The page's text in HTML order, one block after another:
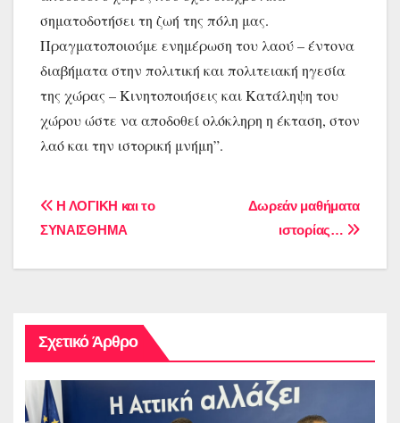
σηματοδοτήσει τη ζωή της πόλη μας.
Πραγματοποιούμε ενημέρωση του λαού – έντονα
διαβήματα στην πολιτική και πολιτειακή ηγεσία
της χώρας – Κινητοποιήσεις και Κατάληψη του
χώρου ώστε να αποδοθεί ολόκληρη η έκταση, στον
λαό και την ιστορική μνήμη”.
Πλοήγηση
Δωρεάν μαθήματα
ιστορίας…
Η ΛΟΓΙΚΗ και το
ΣΥΝΑΙΣΘΗΜΑ
Σχετικό Άρθρο